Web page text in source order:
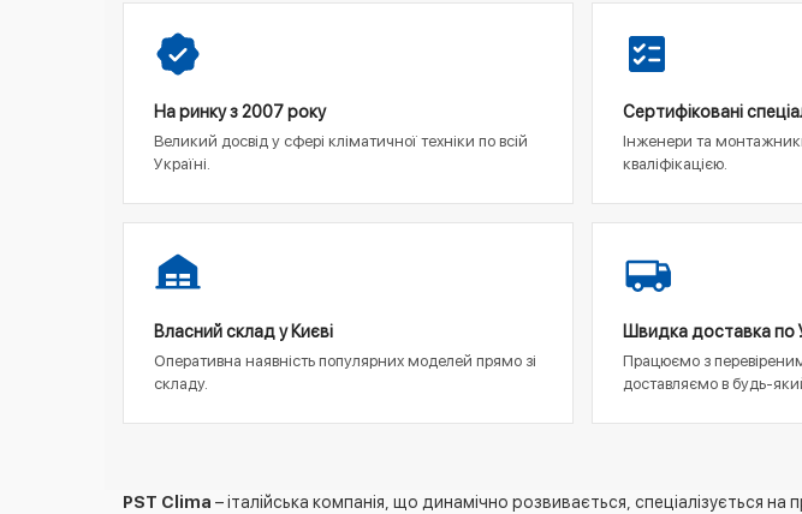
На ринку з 2007 року
Великий досвід у сфері кліматичної техніки по всій
Україні.
Сертифіковані
Інженери та
кваліфікацією.
Власний склад у Києві
Оперативна наявність популярних моделей прямо зі
складу.
Швидка доставка по
Працюємо з
доставляємо в будь-
PST Clima – італійська компанія, що динамічно розвивається, спеціалізується